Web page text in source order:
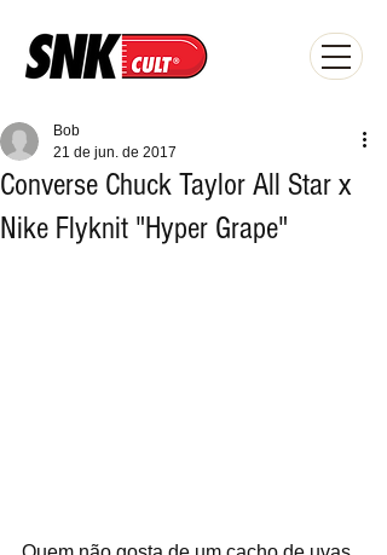
Converse Chuck Taylor All Star x
Nike Flyknit "Hyper Grape"
Bob
21 de jun. de 2017